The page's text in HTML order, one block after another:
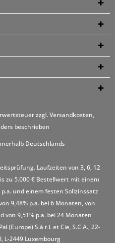
zzgl.Versandkosten,
beschrieben
Deutschlands
Laufzeiten von 3, 6, 12
zu 5.000 € Bestellwert mit einem
und einem festen Sollzinssatz
9,48% p.a. bei 6 Monaten, von
von 9,51% p.a. bei 24 Monaten
(Europe) S.à r.l. et Cie, S.C.A., 22-
L-2449 Luxembourg